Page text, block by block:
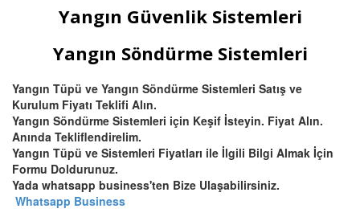
Yangın Güvenlik Sistemleri
Yangın Söndürme Sistemleri
Yangın Tüpü ve Yangın Söndürme Sistemleri Satış ve
Kurulum Fiyatı Teklifi Alın.
Yangın Söndürme Sistemleri için Keşif İsteyin. Fiyat Alın.
Anında Tekliflendirelim.
Yangın Tüpü ve Sistemleri Fiyatları ile İlgili Bilgi Almak İçin
Formu Doldurunuz.
Yada whatsapp business'ten Bize Ulaşabilirsiniz.
Whatsapp Business